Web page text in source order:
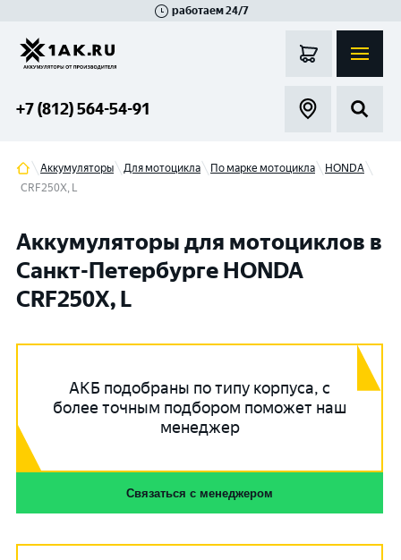
работаем 24/7
+7 (812) 564-54-91
Аккумуляторы Для мотоцикла По марке мотоцикла
HONDA
CRF250X, L
Аккумуляторы для мотоциклов в
Санкт-Петербурге HONDA
CRF250X, L
АКБ подобраны по типу корпуса, с
более точным подбором поможет наш
менеджер
Связаться с менеджером
Гатчина